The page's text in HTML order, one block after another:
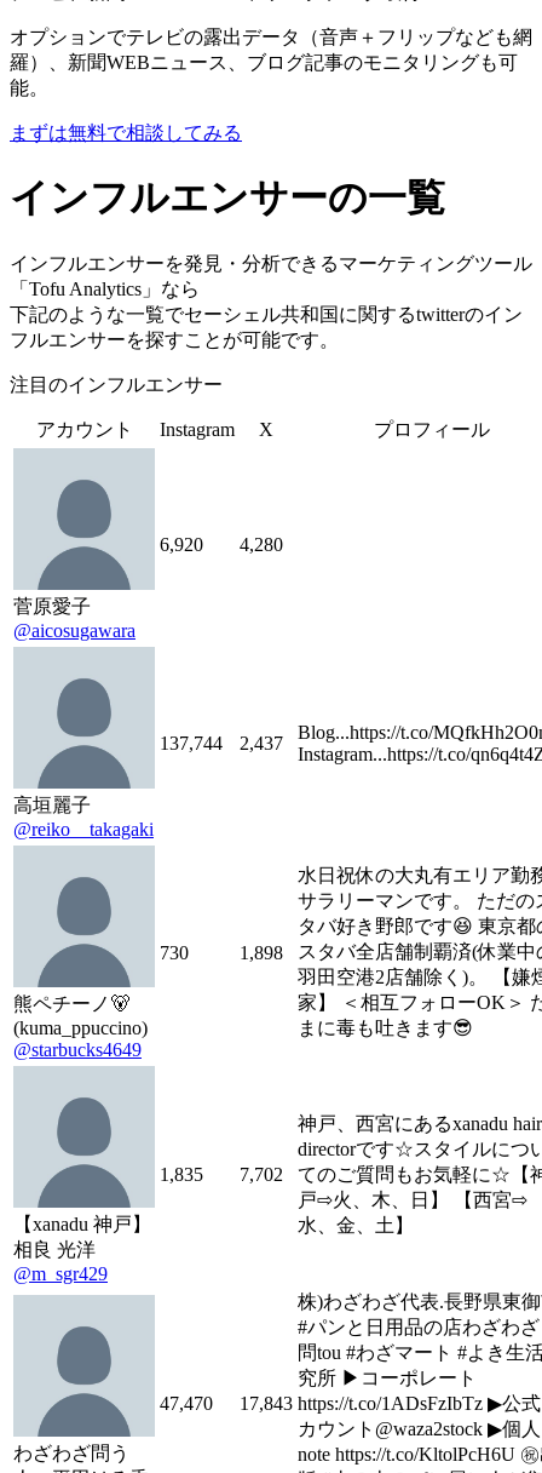
オプションでテレビの露出データ（音声＋フリップなども網
羅）、新聞WEBニュース、ブログ記事のモニタリングも可
能。
まずは無料で相談してみる
インフルエンサーの一覧
インフルエンサーを発見・分析できるマーケティングツール
「Tofu Analytics」なら
下記のような一覧でセーシェル共和国に関するtwitterのイン
フルエンサーを探すことが可能です。
注目のインフルエンサー
アカウント Instagram X プロフィール
菅原愛子
@aicosugawara
6,920 4,280
高垣麗子
@reiko__takagaki
137,744 2,437
Blog...https://t.co/
Instagram...https://t.co/
熊ペチーノ🐻
(kuma_ppuccino)
@starbucks4649
730 1,898
水日祝休の大丸有エリア勤
サラリーマンです。 ただの
タバ好き野郎です😆 東京都
スタバ全店舗制覇済(休業中
羽田空港2店舗除く)。 【嫌
家】 ＜相互フォローOK＞
まに毒も吐きます😎
【xanadu 神戸】
相良 光洋
@m_sgr429
1,835 7,702
神戸、西宮にあるxanadu
directorです☆スタイルにつ
てのご質問もお気軽に☆【
戸⇨火、木、日】 【西宮⇨
水、金、土】
わざわざ問う
47,470 17,843
株)わざわざ代表.長野県東
#パンと日用品の店わざわざ
問tou #わざマート #よき生
究所 ▶︎コーポレート
https://t.co/1ADsFzIbTz ▶︎公
カウント@waza2stock ▶︎個人
note https://t.co/KltolPcH6U